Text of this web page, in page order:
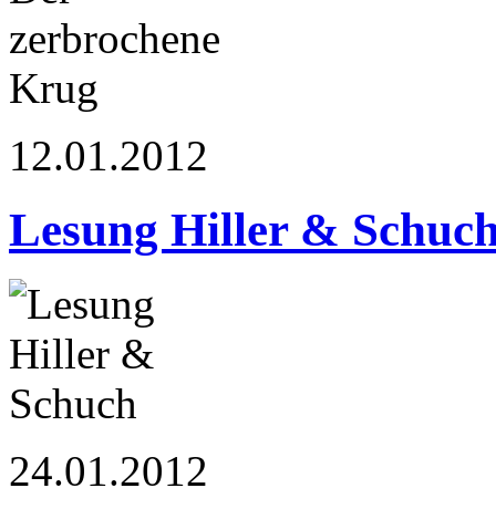
12.01.2012
Lesung Hiller &
24.01.2012